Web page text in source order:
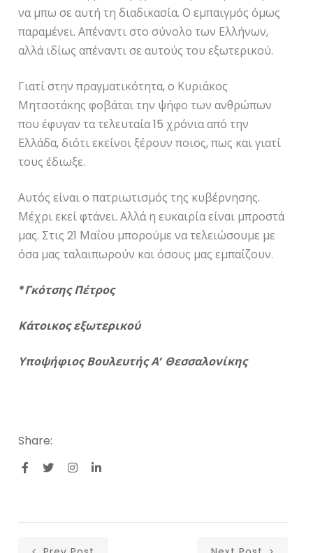
να μπω σε αυτή τη διαδικασία. Ο εμπαιγμός όμως
παραμένει. Απέναντι στο σύνολο των Ελλήνων,
αλλά ιδίως απέναντι σε αυτούς του εξωτερικού.
Γιατί στην πραγματικότητα, ο Κυριάκος
Μητσοτάκης φοβάται την ψήφο των ανθρώπων
που έφυγαν τα τελευταία 15 χρόνια από την
Ελλάδα, διότι εκείνοι ξέρουν ποιος, πως και γιατί
τους έδιωξε.
Αυτός είναι ο πατριωτισμός της κυβέρνησης.
Μέχρι εκεί φτάνει. Αλλά η ευκαιρία είναι μπροστά
μας. Στις 21 Μαΐου μπορούμε να τελειώσουμε με
όσα μας ταλαιπωρούν και όσους μας εμπαίζουν.
*Γκότσης Πέτρος
Κάτοικος εξωτερικού
Υποψήφιος Βουλευτής Α’ Θεσσαλονίκης
Share: